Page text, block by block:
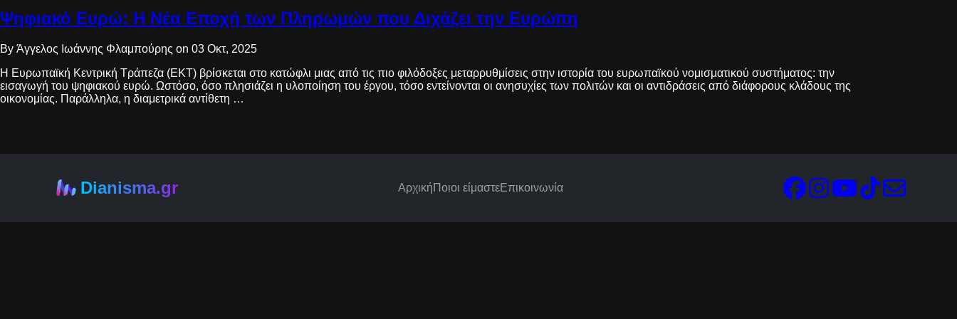
Ψηφιακό Ευρώ: Η Νέα Εποχή των Πληρωμών που Διχάζει την Ευρώπη
By Άγγελος Ιωάννης Φλαμπούρης on 03 Οκτ, 2025
Η Ευρωπαϊκή Κεντρική Τράπεζα (ΕΚΤ) βρίσκεται στο κατώφλι μιας από τις πιο φιλόδοξες μεταρρυθμίσεις στην ιστορία του ευρωπαϊκού νομισματικού συστήματος: την
εισαγωγή του ψηφιακού ευρώ. Ωστόσο, όσο πλησιάζει η υλοποίηση του έργου, τόσο εντείνονται οι ανησυχίες των πολιτών και οι αντιδράσεις από διάφορους κλάδους της
οικονομίας. Παράλληλα, η διαμετρικά αντίθετη …
Dianisma.gr ΑρχικήΠοιοι είμαστεΕπικοινωνία